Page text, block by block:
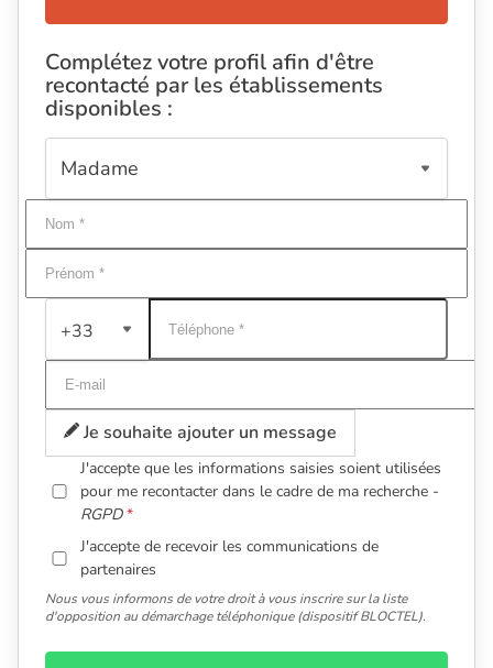
Complétez votre profil afin d'être
recontacté par les établissements
disponibles :
+33
Je souhaite ajouter un message
J'accepte que les informations saisies soient utilisées
pour me recontacter dans le cadre de ma recherche -
RGPD
J'accepte de recevoir les communications de
partenaires
Nous vous informons de votre droit à vous inscrire sur la liste
d'opposition au démarchage téléphonique (dispositif BLOCTEL).